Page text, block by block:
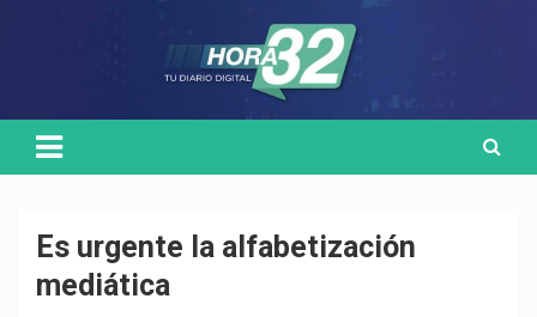
Es urgente la alfabetización
mediática